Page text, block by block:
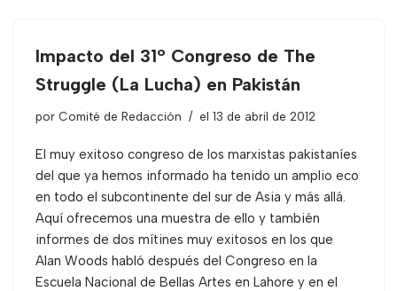
Impacto del 31º Congreso de The
Struggle (La Lucha) en Pakistán
por Comité de Redacción el 13 de abril de 2012
El muy exitoso congreso de los marxistas pakistaníes
del que ya hemos informado ha tenido un amplio eco
en todo el subcontinente del sur de Asia y más allá.
Aquí ofrecemos una muestra de ello y también
informes de dos mítines muy exitosos en los que
Alan Woods habló después del Congreso en la
Escuela Nacional de Bellas Artes en Lahore y en el